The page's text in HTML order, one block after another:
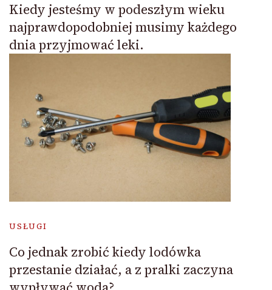
Kiedy jesteśmy w podeszłym wieku
najprawdopodobniej musimy każdego
dnia przyjmować leki.
USŁUGI
Co jednak zrobić kiedy lodówka
przestanie działać, a z pralki zaczyna